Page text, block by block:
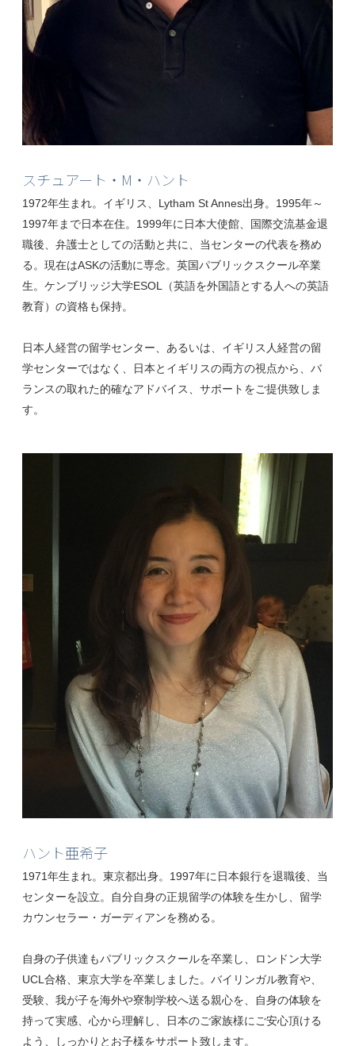
スチュアート・M・ハント
1972年生まれ。イギリス、Lytham St Annes出身。1995年～
1997年まで日本在住。1999年に日本大使館、国際交流基金退
職後、弁護士としての活動と共に、当センターの代表を務め
る。現在はASKの活動に専念。英国パブリックスクール卒業
生。ケンブリッジ大学ESOL（英語を外国語とする人への英語
教育）の資格も保持。
日本人経営の留学センター、あるいは、イギリス人経営の留
学センターではなく、日本とイギリスの両方の視点から、バ
ランスの取れた的確なアドバイス、サポートをご提供致しま
す。
ハント亜希子
1971年生まれ。東京都出身。1997年に日本銀行を退職後、当
センターを設立。自分自身の正規留学の体験を生かし、留学
カウンセラー・ガーディアンを務める。
自身の子供達もパブリックスクールを卒業し、ロンドン大学
UCL合格、東京大学を卒業しました。バイリンガル教育や、
受験、我が子を海外や寮制学校へ送る親心を、自身の体験を
持って実感、心から理解し、日本のご家族様にご安心頂ける
よう、しっかりとお子様をサポート致します。